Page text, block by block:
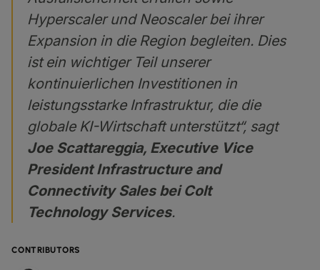
CONTRIBUTORS
Hyperscaler und Neoscaler bei ihrer
Expansion in die Region begleiten. Dies
ist ein wichtiger Teil unserer
kontinuierlichen Investitionen in
leistungsstarke Infrastruktur, die die
globale KI-Wirtschaft unterstützt“, sagt
Joe Scattareggia, Executive Vice
President Infrastructure and
Connectivity Sales bei Colt
Technology Services.